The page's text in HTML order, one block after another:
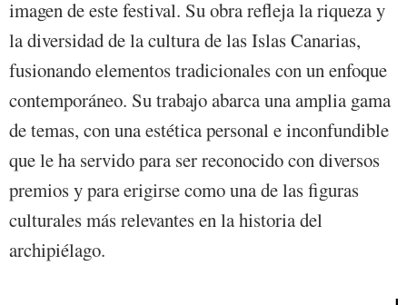
imagen de este festival. Su obra refleja la riqueza y
la diversidad de la cultura de las Islas Canarias,
fusionando elementos tradicionales con un enfoque
contemporáneo. Su trabajo abarca una amplia gama
de temas, con una estética personal e inconfundible
que le ha servido para ser reconocido con diversos
premios y para erigirse como una de las figuras
culturales más relevantes en la historia del
archipiélago.